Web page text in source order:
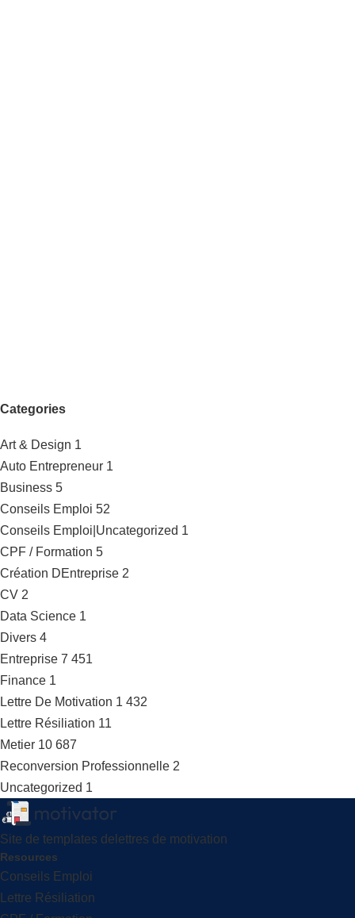
Categories
Art & Design 1
Auto Entrepreneur 1
Business 5
Conseils Emploi 52
Conseils Emploi|Uncategorized 1
CPF / Formation 5
Création DEntreprise 2
CV 2
Data Science 1
Divers 4
Entreprise 7 451
Finance 1
Lettre De Motivation 1 432
Lettre Résiliation 11
Metier 10 687
Reconversion Professionnelle 2
Uncategorized 1
Site de templates delettres de motivation
Resources
Conseils Emploi
Lettre Résiliation